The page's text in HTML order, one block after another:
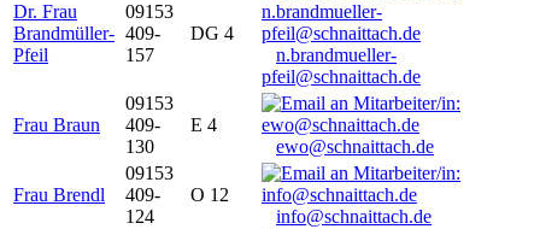
Dr. Frau
Brandmüller-
Pfeil
09153
409-
157
DG 4
n.brandmueller-
pfeil@schnaittach.de
Frau Braun
09153
409-
130
E 4
ewo@schnaittach.de
Frau Brendl
09153
409-
124
O 12
info@schnaittach.de